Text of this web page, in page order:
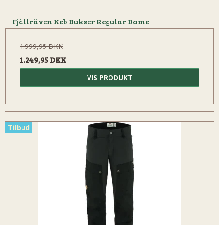
Fjällräven Keb Bukser Regular Dame
1.999,95 DKK
1.249,95 DKK
VIS PRODUKT
Tilbud